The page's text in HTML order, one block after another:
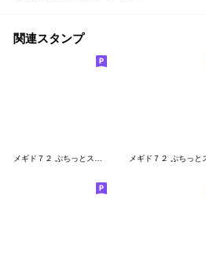
関連スタンプ
メギド７２ ぷちっとスタンプvol.1